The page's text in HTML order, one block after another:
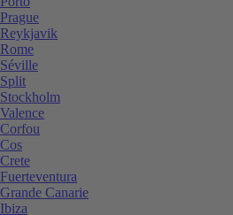
Prague
Reykjavik
Rome
Séville
Split
Stockholm
Valence
Corfou
Cos
Crete
Fuerteventura
Grande Canarie
Ibiza